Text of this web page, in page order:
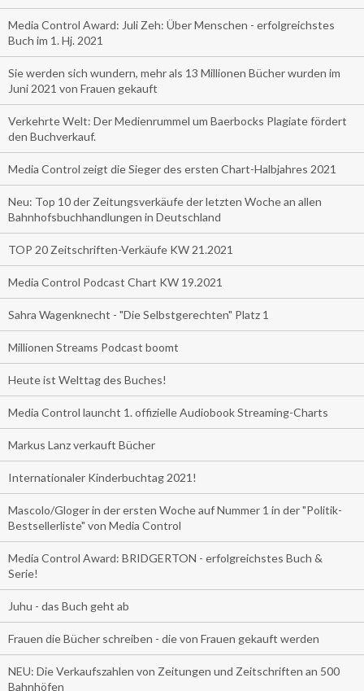
Media Control Award: Juli Zeh: Über Menschen - erfolgreichstes
Buch im 1. Hj. 2021
Sie werden sich wundern, mehr als 13 Millionen Bücher wurden im
Juni 2021 von Frauen gekauft
Verkehrte Welt: Der Medienrummel um Baerbocks Plagiate fördert
den Buchverkauf.
Media Control zeigt die Sieger des ersten Chart-Halbjahres 2021
Neu: Top 10 der Zeitungsverkäufe der letzten Woche an allen
Bahnhofsbuchhandlungen in Deutschland
TOP 20 Zeitschriften-Verkäufe KW 21.2021
Media Control Podcast Chart KW 19.2021
Sahra Wagenknecht - "Die Selbstgerechten" Platz 1
Millionen Streams Podcast boomt
Heute ist Welttag des Buches!
Media Control launcht 1. offizielle Audiobook Streaming-Charts
Markus Lanz verkauft Bücher
Internationaler Kinderbuchtag 2021!
Mascolo/Gloger in der ersten Woche auf Nummer 1 in der "Politik-
Bestsellerliste" von Media Control
Media Control Award: BRIDGERTON - erfolgreichstes Buch &
Serie!
Juhu - das Buch geht ab
Frauen die Bücher schreiben - die von Frauen gekauft werden
NEU: Die Verkaufszahlen von Zeitungen und Zeitschriften an 500
Bahnhöfen